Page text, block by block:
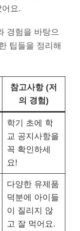
요.
경험을 바탕으
팁들을 정리해
참고사항 (저
의 경험)
학기 초에 학
교 공지사항을
꼭 확인하세
요!
다양한 유제품
덕분에 아이들
이 질리지 않
고 잘 먹어요.